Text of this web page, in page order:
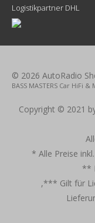
© 2026 AutoRadio
BASS MASTERS Car HiFi
Logistikpartner DHL
Copyright © 2021
* Alle Preise
**
,*** Gilt für